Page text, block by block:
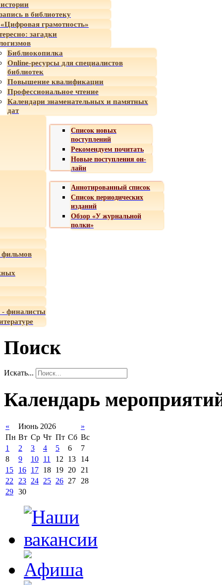
в библиотеку
грамотность»
загадки
Библиокопилка
Online-ресурсы для специалистов
библиотек
Повышение квалификации
Профессиональное чтение
Календари знаменательных и памятных
дат
Список новых
поступлений
Рекомендуем почитать
Новые поступления он-
лайн
Аннотированный список
Список периодических
изданий
Обзор «У журнальной
полки»
- финалисты
Поиск
Искать...
Календарь
« Июнь 2026
»
Пн Вт Ср Чт Пт Сб Вс
1
2 3 4 5 6
7
8
9 10 11 12 13
14
15
16 17 18 19 20
21
22
23 24 25 26 27
28
29 30